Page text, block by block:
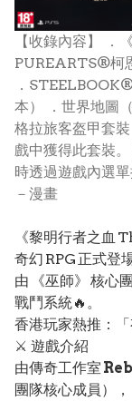
【收錄內容】 ．
PUREARTS®柯
．
本） ．世界地圖
格拉旅客盔甲套
戲中獲得此套裝
時透過遊戲內
－漫畫
《黎明行者之血
奇幻 RPG 正式登
由 《巫師》 核心
戰鬥系統🔥。
香港玩家熱推：
⚔️ 遊戲介紹
由傳奇工作室
團隊核心成員），